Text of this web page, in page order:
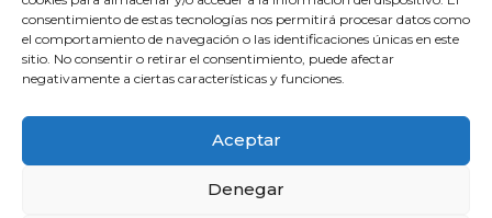
consentimiento de estas tecnologías nos permitirá procesar datos como
el comportamiento de navegación o las identificaciones únicas en este
sitio. No consentir o retirar el consentimiento, puede afectar
negativamente a ciertas características y funciones.
Aceptar
Denegar
avance científico.
El alcalde bollullero, Rubén Rodríguez, la presidenta del
Colegio de Médicos de Huelva, Mercedes Ramblado,
Rubén Rodríguez ha señalado el orgullo que supone
talla de Hinojosa, que destacó tanto en lo científico